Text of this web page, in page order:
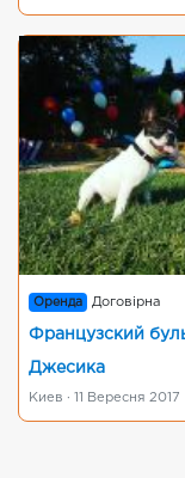
Оренда Договірна
Французский
Джесика
Киев · 11 Вересня 2017